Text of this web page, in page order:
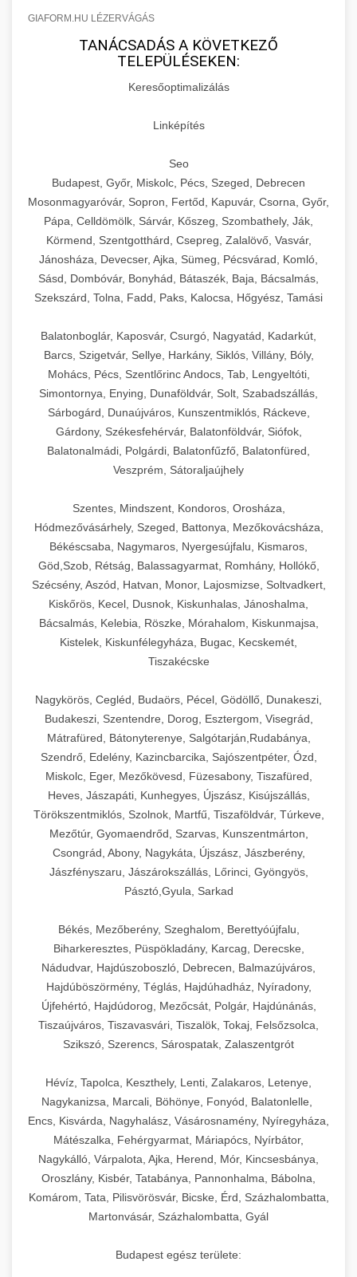
GIAFORM.HU LÉZERVÁGÁS
TANÁCSADÁS A KÖVETKEZŐ
TELEPÜLÉSEKEN:
Keresőoptimalizálás
Linképítés
Seo
Budapest, Győr, Miskolc, Pécs, Szeged, Debrecen
Mosonmagyaróvár, Sopron, Fertőd, Kapuvár, Csorna, Győr,
Pápa, Celldömölk, Sárvár, Kőszeg, Szombathely, Ják,
Körmend, Szentgotthárd, Csepreg, Zalalövő, Vasvár,
Jánosháza, Devecser, Ajka, Sümeg, Pécsvárad, Komló,
Sásd, Dombóvár, Bonyhád, Bátaszék, Baja, Bácsalmás,
Szekszárd, Tolna, Fadd, Paks, Kalocsa, Hőgyész, Tamási
Balatonboglár, Kaposvár, Csurgó, Nagyatád, Kadarkút,
Barcs, Szigetvár, Sellye, Harkány, Siklós, Villány, Bóly,
Mohács, Pécs, Szentlőrinc Andocs, Tab, Lengyeltóti,
Simontornya, Enying, Dunaföldvár, Solt, Szabadszállás,
Sárbogárd, Dunaújváros, Kunszentmiklós, Ráckeve,
Gárdony, Székesfehérvár, Balatonföldvár, Siófok,
Balatonalmádi, Polgárdi, Balatonfűzfő, Balatonfüred,
Veszprém, Sátoraljaújhely
Szentes, Mindszent, Kondoros, Orosháza,
Hódmezővásárhely, Szeged, Battonya, Mezőkovácsháza,
Békéscsaba, Nagymaros, Nyergesújfalu, Kismaros,
Göd,Szob, Rétság, Balassagyarmat, Romhány, Hollókő,
Szécsény, Aszód, Hatvan, Monor, Lajosmizse, Soltvadkert,
Kiskőrös, Kecel, Dusnok, Kiskunhalas, Jánoshalma,
Bácsalmás, Kelebia, Röszke, Mórahalom, Kiskunmajsa,
Kistelek, Kiskunfélegyháza, Bugac, Kecskemét,
Tiszakécske
Nagykörös, Cegléd, Budaörs, Pécel, Gödöllő, Dunakeszi,
Budakeszi, Szentendre, Dorog, Esztergom, Visegrád,
Mátrafüred, Bátonyterenye, Salgótarján,Rudabánya,
Szendrő, Edelény, Kazincbarcika, Sajószentpéter, Ózd,
Miskolc, Eger, Mezőkövesd, Füzesabony, Tiszafüred,
Heves, Jászapáti, Kunhegyes, Újszász, Kisújszállás,
Törökszentmiklós, Szolnok, Martfű, Tiszaföldvár, Túrkeve,
Mezőtúr, Gyomaendrőd, Szarvas, Kunszentmárton,
Csongrád, Abony, Nagykáta, Újszász, Jászberény,
Jászfényszaru, Jászárokszállás, Lőrinci, Gyöngyös,
Pásztó,Gyula, Sarkad
Békés, Mezőberény, Szeghalom, Berettyóújfalu,
Biharkeresztes, Püspökladány, Karcag, Derecske,
Nádudvar, Hajdúszoboszló, Debrecen, Balmazújváros,
Hajdúböszörmény, Téglás, Hajdúhadház, Nyíradony,
Újfehértó, Hajdúdorog, Mezőcsát, Polgár, Hajdúnánás,
Tiszaújváros, Tiszavasvári, Tiszalök, Tokaj, Felsőzsolca,
Szikszó, Szerencs, Sárospatak, Zalaszentgrót
Hévíz, Tapolca, Keszthely, Lenti, Zalakaros, Letenye,
Nagykanizsa, Marcali, Böhönye, Fonyód, Balatonlelle,
Encs, Kisvárda, Nagyhalász, Vásárosnamény, Nyíregyháza,
Mátészalka, Fehérgyarmat, Máriapócs, Nyírbátor,
Nagykálló, Várpalota, Ajka, Herend, Mór, Kincsesbánya,
Oroszlány, Kisbér, Tatabánya, Pannonhalma, Bábolna,
Komárom, Tata, Pilisvörösvár, Bicske, Érd, Százhalombatta,
Martonvásár, Százhalombatta, Gyál
Budapest egész területe: